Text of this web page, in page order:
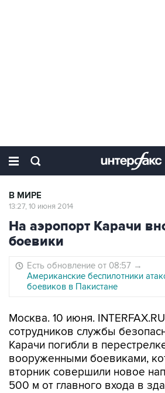
В МИРЕ
13:27, 10 июня 2014
На аэропорт Карачи
боевики
Есть обновление от 08:57 →
Американские беспилотники
боевиков в Пакистане
Москва. 10 июня.
сотрудников службы
Карачи погибли в
вооруженными боевиками,
вторник совершили новое
500 м от главного входа в